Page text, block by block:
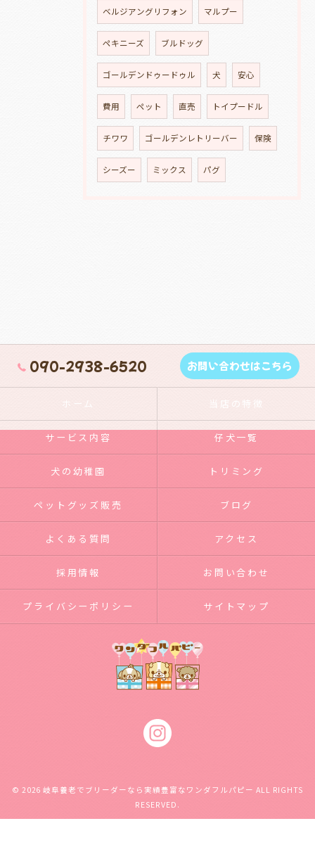
ベルジアングリフォン マルプー
ペキニーズ ブルドッグ
ゴールデンドゥードゥル 犬 安心
費用 ペット 直売 トイプードル
チワワ ゴールデンレトリーバー 保険
シーズー ミックス パグ
090-2938-6520 お問い合わせはこちら
ホーム 当店の特徴
サービス内容 仔犬一覧
犬の幼稚園 トリミング
ペットグッズ販売 ブログ
よくある質問 アクセス
採用情報 お問い合わせ
プライバシーポリシー サイトマップ
© 2026 岐阜養老でブリーダーなら実績豊富なワンダフルパピー ALL RIGHTS
RESERVED.